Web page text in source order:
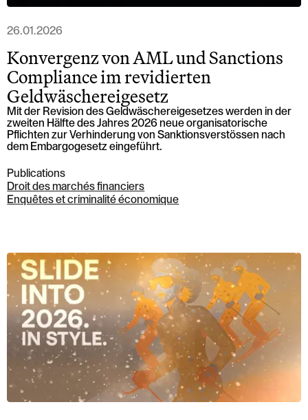
26.01.2026
Konvergenz von AML und Sanctions
Compliance im revidierten
Geldwäschereigesetz
Mit der Revision des Geldwäschereigesetzes werden in der
zweiten Hälfte des Jahres 2026 neue organisatorische
Pflichten zur Verhinderung von Sanktionsverstössen nach
dem Embargogesetz eingeführt.
Publications
Droit des marchés financiers
Enquêtes et criminalité économique